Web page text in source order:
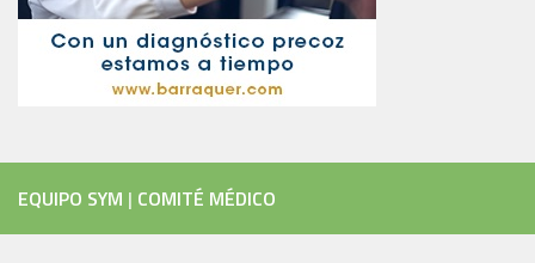
EQUIPO SYM | COMITÉ MÉDICO